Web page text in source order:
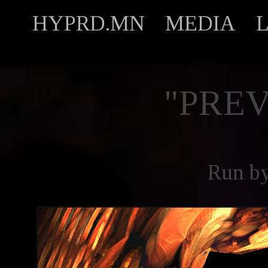
HYPRD.MN MEDIA
Run